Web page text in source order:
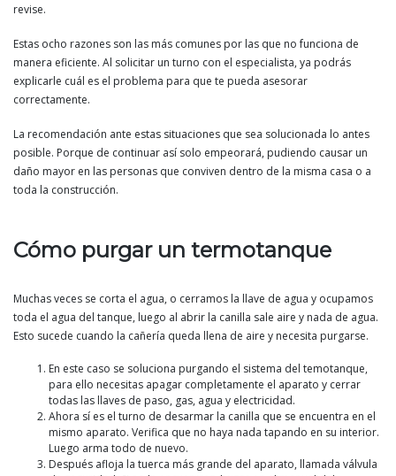
revise.
Estas ocho razones son las más comunes por las que no funciona de
manera eficiente. Al solicitar un turno con el especialista, ya podrás
explicarle cuál es el problema para que te pueda asesorar
correctamente.
La recomendación ante estas situaciones que sea solucionada lo antes
posible. Porque de continuar así solo empeorará, pudiendo causar un
daño mayor en las personas que conviven dentro de la misma casa o a
toda la construcción.
Cómo purgar un termotanque
Muchas veces se corta el agua, o cerramos la llave de agua y ocupamos
toda el agua del tanque, luego al abrir la canilla sale aire y nada de agua.
Esto sucede cuando la cañería queda llena de aire y necesita purgarse.
En este caso se soluciona purgando el sistema del temotanque,
para ello necesitas apagar completamente el aparato y cerrar
todas las llaves de paso, gas, agua y electricidad.
Ahora sí es el turno de desarmar la canilla que se encuentra en el
mismo aparato. Verifica que no haya nada tapando en su interior.
Luego arma todo de nuevo.
Después afloja la tuerca más grande del aparato, llamada válvula